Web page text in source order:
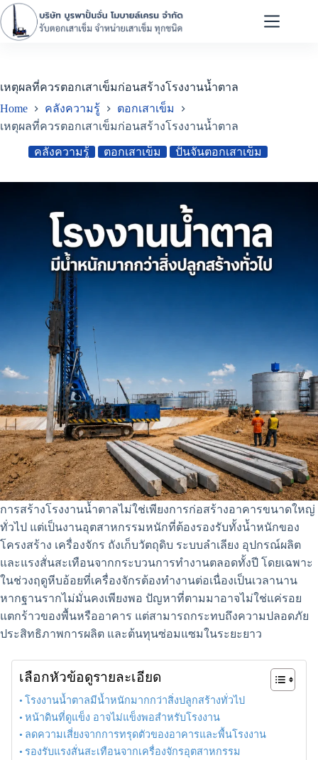
เหตุผลที่ควรตอกเสาเข็มก่อนสร้างโรงงานน้ำตาล
Home
คลังความรู้
ตอกเสาเข็ม
เหตุผลที่ควรตอกเสาเข็มก่อนสร้างโรงงานน้ำตาล
คลังความรู้ ตอกเสาเข็ม ปั้นจั่นตอกเสาเข็ม
การสร้างโรงงานน้ำตาลไม่ใช่เพียงการก่อสร้างอาคารขนาดใหญ่
ทั่วไป แต่เป็นงานอุตสาหกรรมหนักที่ต้องรองรับทั้งน้ำหนักของ
โครงสร้าง เครื่องจักร ถังเก็บวัตถุดิบ ระบบลำเลียง อุปกรณ์ผลิต
และแรงสั่นสะเทือนจากกระบวนการทำงานตลอดทั้งปี โดยเฉพาะ
ในช่วงฤดูหีบอ้อยที่เครื่องจักรต้องทำงานต่อเนื่องเป็นเวลานาน
หากฐานรากไม่มั่นคงเพียงพอ ปัญหาที่ตามมาอาจไม่ใช่แค่รอย
แตกร้าวของพื้นหรืออาคาร แต่สามารถกระทบถึงความปลอดภัย
ประสิทธิภาพการผลิต และต้นทุนซ่อมแซมในระยะยาว
เลือกหัวข้อดูรายละเอียด
โรงงานน้ำตาลมีน้ำหนักมากกว่าสิ่งปลูกสร้างทั่วไป
หน้าดินที่ดูแข็ง อาจไม่แข็งพอสำหรับโรงงาน
ลดความเสี่ยงจากการทรุดตัวของอาคารและพื้นโรงงาน
รองรับแรงสั่นสะเทือนจากเครื่องจักรอุตสาหกรรม